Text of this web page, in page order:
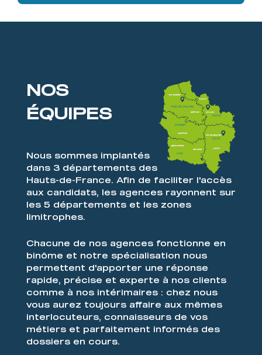
NOS
ÉQUIPES
Nous sommes implantés
dans 3 départements des
Hauts-de-France. Afin de faciliter l'accès
aux candidats, les agences rayonnent sur
les 5 départements et les zones
limitrophes.
Chacune de nos agences fonctionne en
binôme et notre spécialisation nous
permettent d'apporter une réponse
rapide, précise et experte à nos clients
comme à nos intérimaires : chez nous
vous aurez toujours affaire aux mêmes
interlocuteurs, connaisseurs de vos
métiers et parfaitement informés des
dossiers en cours.